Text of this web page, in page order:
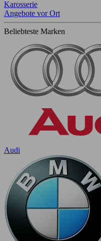
Karosserie
Angebote vor Ort
Beliebteste Marken
Audi